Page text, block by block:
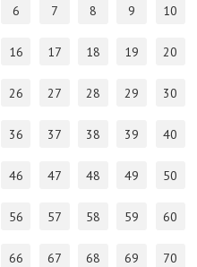
6 7 8 9 10
16 17 18 19 20
26 27 28 29 30
36 37 38 39 40
46 47 48 49 50
56 57 58 59 60
66 67 68 69 70